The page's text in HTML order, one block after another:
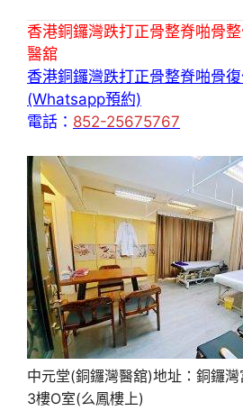
香港銅鑼灣跌打正骨整脊啪骨
醫舘
香港銅鑼灣跌打正骨整脊啪骨
(Whatsapp預約)
電話： 852-25675767
中元堂(銅鑼灣醫舘)地址：銅鑼
3樓O室(么鳳樓上)